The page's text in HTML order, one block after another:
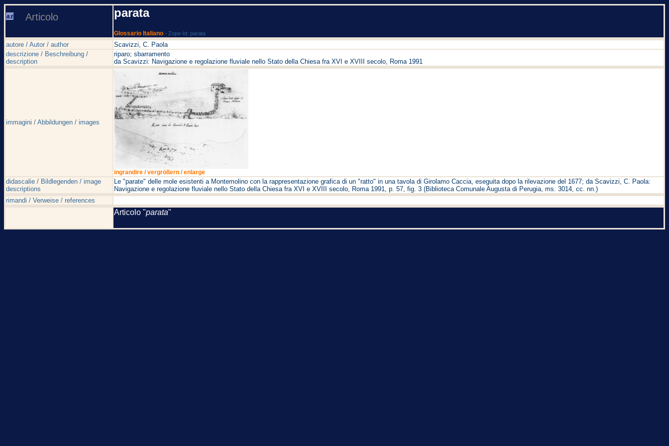
Articolo parata
Glossario Italiano - Zope-Id: parata
autore / Autor / author
Scavizzi, C. Paola
descrizione / Beschreibung /
description
riparo; sbarramento
da Scavizzi: Navigazione e regolazione fluviale nello Stato della Chiesa fra XVI e XVIII secolo, Roma 1991
immagini / Abbildungen / images
ingrandire / vergrößern / enlarge
didascalie / Bildlegenden / image
descriptions
Le "parate" delle mole esistenti a Montemolino con la rappresentazione grafica di un "ratto" in una tavola di Girolamo Caccia, eseguita dopo la rilevazione del 1677; da Scavizzi, C. Paola:
Navigazione e regolazione fluviale nello Stato della Chiesa fra XVI e XVIII secolo, Roma 1991, p. 57, fig. 3 (Biblioteca Comunale Augusta di Perugia, ms. 3014, cc. nn.)
rimandi / Verweise / references
Articolo "parata"